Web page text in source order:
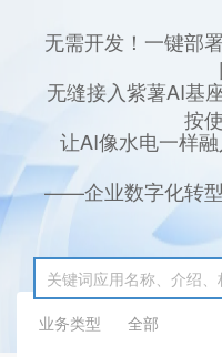
无需开发！一键部
无缝接入紫薯AI基
按
让AI像水电一样
——企业数字化转型
业务类型
全部